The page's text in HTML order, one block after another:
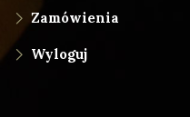
Zamówienia
Wyloguj